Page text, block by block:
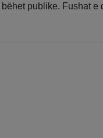
publike. Fushat e